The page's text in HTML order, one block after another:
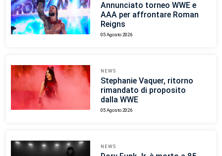
Annunciato torneo WWE e
AAA per affrontare Roman
Reigns
05 Agosto 2026
NEWS
Stephanie Vaquer, ritorno
rimandato di proposito
dalla WWE
05 Agosto 2026
NEWS